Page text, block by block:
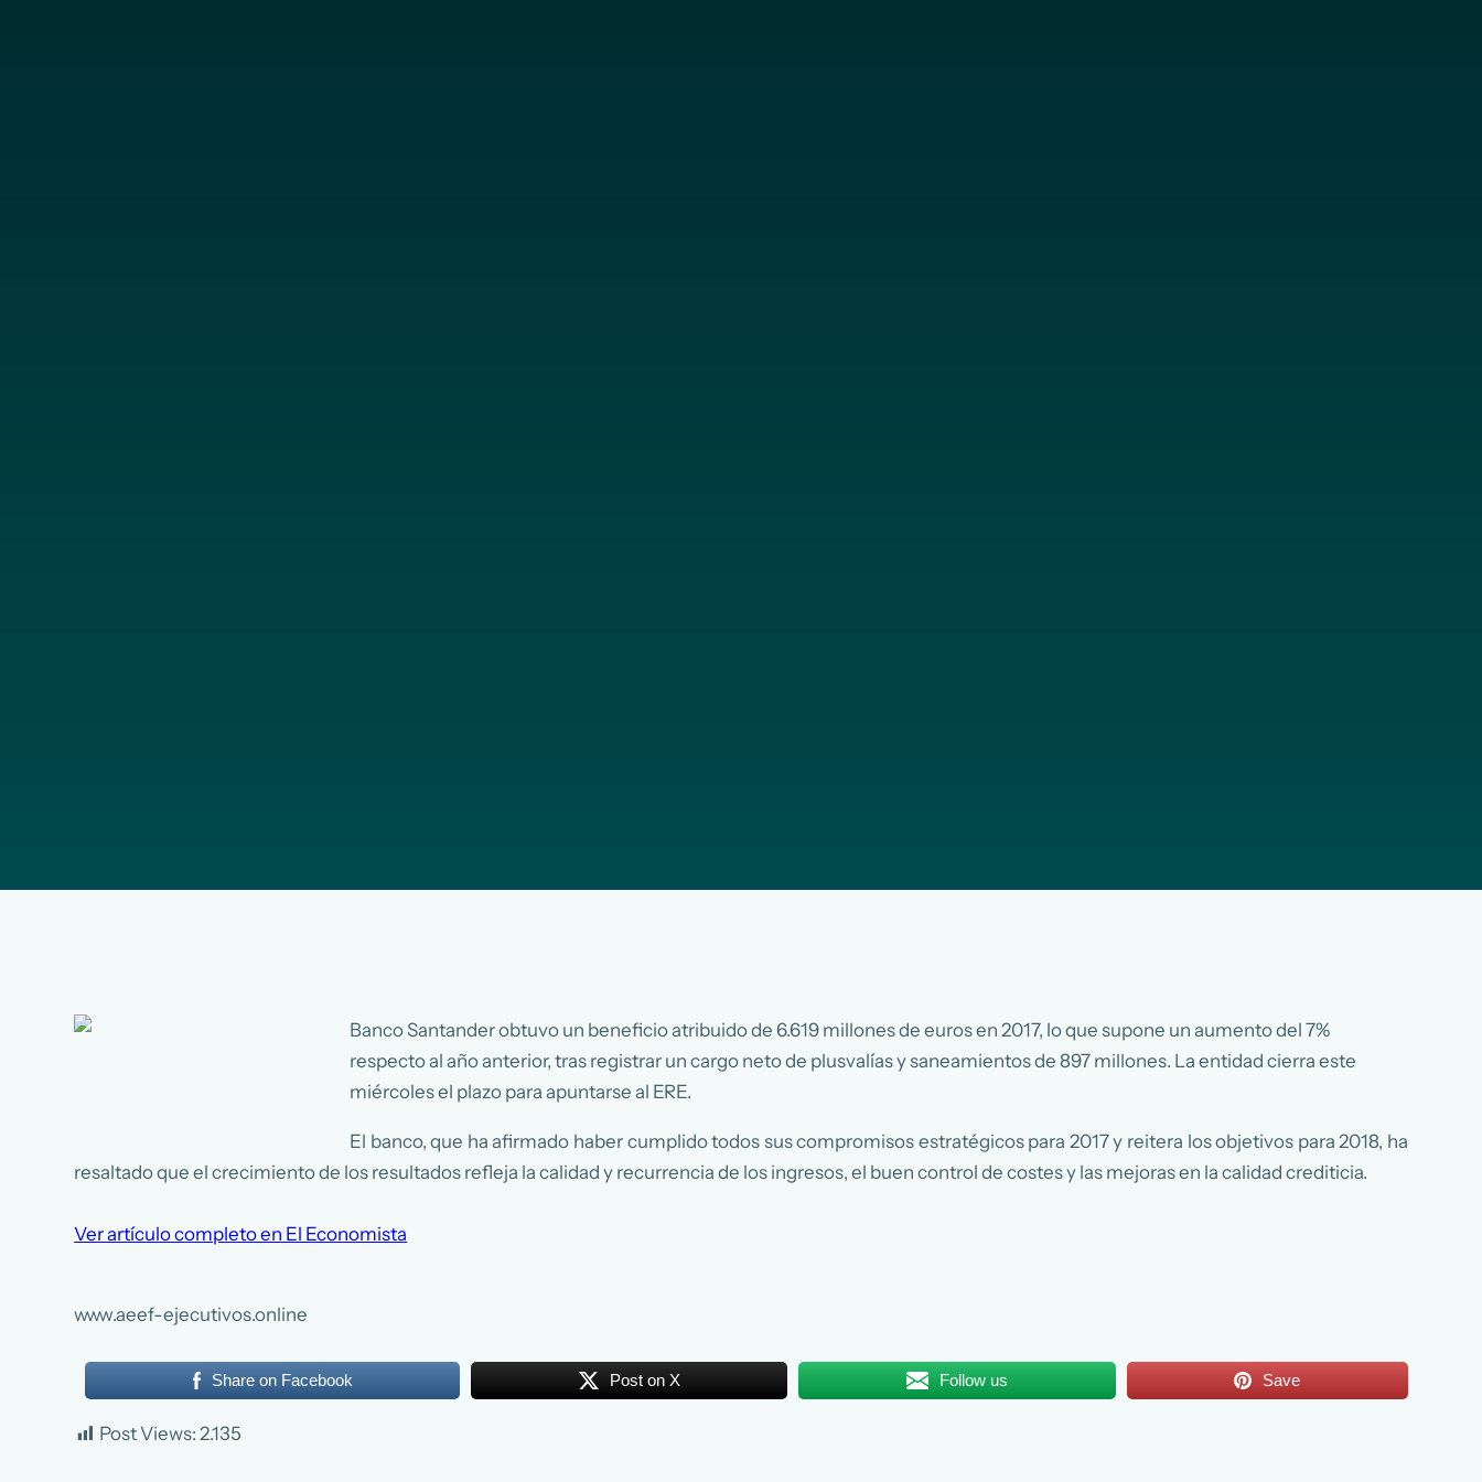
Banco Santander obtuvo un beneficio atribuido de 6.619 millones de euros en 2017, lo que supone un aumento del 7%
respecto al año anterior, tras registrar un cargo neto de plusvalías y saneamientos de 897 millones. La entidad cierra este
miércoles el plazo para apuntarse al ERE.
El banco, que ha afirmado haber cumplido todos sus compromisos estratégicos para 2017 y reitera los objetivos para 2018, ha
resaltado que el crecimiento de los resultados refleja la calidad y recurrencia de los ingresos, el buen control de costes y las mejoras en la calidad crediticia.
Ver artículo completo en El Economista
www.aeef-ejecutivos.online
Share on Facebook Post on X Follow us Save
Post Views: 2.135